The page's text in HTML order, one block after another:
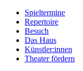
Spieltermine
Repertoire
Besuch
Das Haus
Künstler:innen
Theater fördern